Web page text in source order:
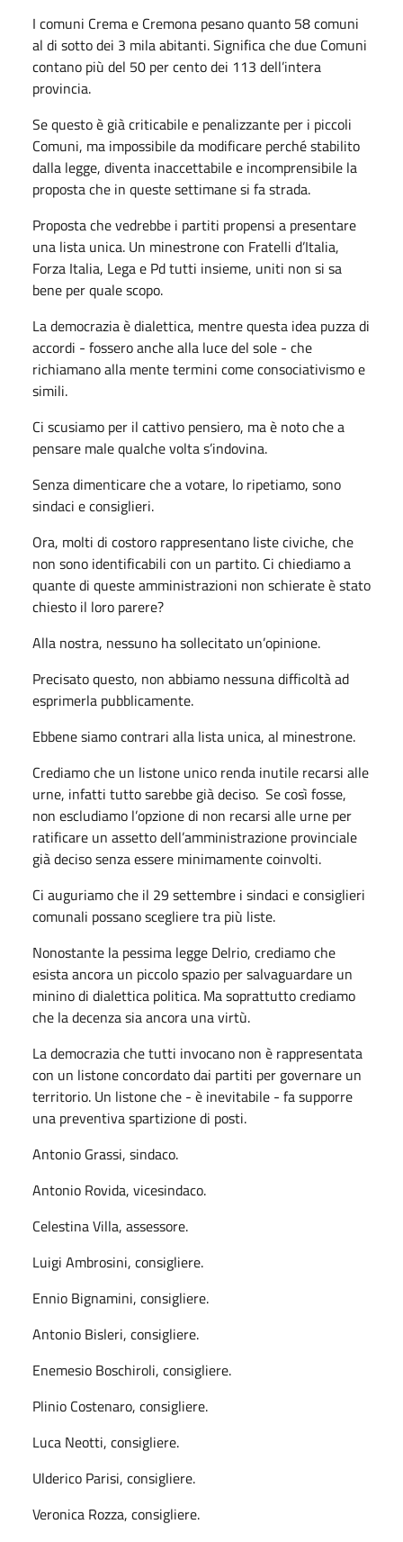
I comuni Crema e Cremona pesano quanto 58 comuni
al di sotto dei 3 mila abitanti. Significa che due Comuni
contano più del 50 per cento dei 113 dell’intera
provincia.
Se questo è già criticabile e penalizzante per i piccoli
Comuni, ma impossibile da modificare perché stabilito
dalla legge, diventa inaccettabile e incomprensibile la
proposta che in queste settimane si fa strada.
Proposta che vedrebbe i partiti propensi a presentare
una lista unica. Un minestrone con Fratelli d’Italia,
Forza Italia, Lega e Pd tutti insieme, uniti non si sa
bene per quale scopo.
La democrazia è dialettica, mentre questa idea puzza di
accordi - fossero anche alla luce del sole - che
richiamano alla mente termini come consociativismo e
simili.
Ci scusiamo per il cattivo pensiero, ma è noto che a
pensare male qualche volta s’indovina.
Senza dimenticare che a votare, lo ripetiamo, sono
sindaci e consiglieri.
Ora, molti di costoro rappresentano liste civiche, che
non sono identificabili con un partito. Ci chiediamo a
quante di queste amministrazioni non schierate è stato
chiesto il loro parere?
Alla nostra, nessuno ha sollecitato un’opinione.
Precisato questo, non abbiamo nessuna difficoltà ad
esprimerla pubblicamente.
Ebbene siamo contrari alla lista unica, al minestrone.
Crediamo che un listone unico renda inutile recarsi alle
urne, infatti tutto sarebbe già deciso. Se così fosse,
non escludiamo l’opzione di non recarsi alle urne per
ratificare un assetto dell’amministrazione provinciale
già deciso senza essere minimamente coinvolti.
Ci auguriamo che il 29 settembre i sindaci e consiglieri
comunali possano scegliere tra più liste.
Nonostante la pessima legge Delrio, crediamo che
esista ancora un piccolo spazio per salvaguardare un
minino di dialettica politica. Ma soprattutto crediamo
che la decenza sia ancora una virtù.
La democrazia che tutti invocano non è rappresentata
con un listone concordato dai partiti per governare un
territorio. Un listone che - è inevitabile - fa supporre
una preventiva spartizione di posti.
Antonio Grassi, sindaco.
Antonio Rovida, vicesindaco.
Celestina Villa, assessore.
Luigi Ambrosini, consigliere.
Ennio Bignamini, consigliere.
Antonio Bisleri, consigliere.
Enemesio Boschiroli, consigliere.
Plinio Costenaro, consigliere.
Luca Neotti, consigliere.
Ulderico Parisi, consigliere.
Veronica Rozza, consigliere.